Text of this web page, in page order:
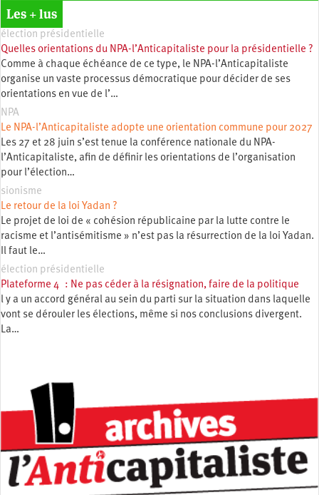
Les + lus
élection présidentielle
Quelles orientations du NPA-l’Anticapitaliste pour la présidentielle ?
Comme à chaque échéance de ce type, le NPA-l’Anticapitaliste
organise un vaste processus démocratique pour décider de ses
orientations en vue de l’…
NPA
Le NPA-l’Anticapitaliste adopte une orientation commune pour 2027
Les 27 et 28 juin s’est tenue la conférence nationale du NPA-
l’Anticapitaliste, afin de définir les orientations de l’organisation
pour l’élection…
sionisme
Le retour de la loi Yadan ?
Le projet de loi de « cohésion républicaine par la lutte contre le
racisme et l’antisémitisme » n’est pas la résurrection de la loi Yadan.
Il faut le…
élection présidentielle
Plateforme 4 : Ne pas céder à la résignation, faire de la politique
l y a un accord général au sein du parti sur la situation dans laquelle
vont se dérouler les élections, même si nos conclusions divergent.
La…